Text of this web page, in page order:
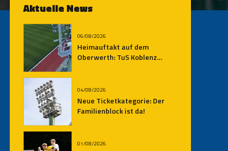
Aktuelle News
06/08/2026
Heimauftakt auf dem
Oberwerth: TuS Koblenz
04/08/2026
Neue Ticketkategorie: Der
Familienblock ist da!
01/08/2026